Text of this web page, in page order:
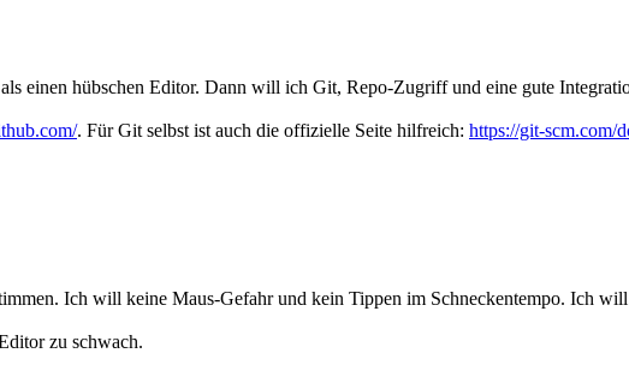
einen hübschen Editor. Dann will ich Git, Repo-Zugriff und eine gute
. Für Git selbst ist auch die offizielle Seite hilfreich: https://git-scm.com/
Ich will keine Maus-Gefahr und kein Tippen im Schneckentempo. Ich
zu schwach.